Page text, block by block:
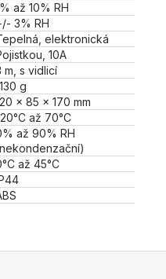
až 10% RH
3% RH
elektronická
10A
m, s vidlicí
g
x 85 x 170 mm
až 70°C
až 90% RH
až 45°C